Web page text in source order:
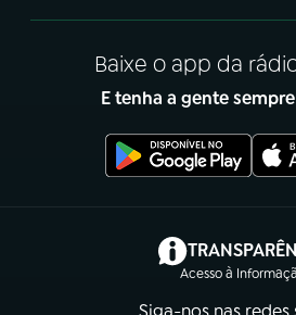
Baixe o app da
E tenha a gente
Acesso à
(abre